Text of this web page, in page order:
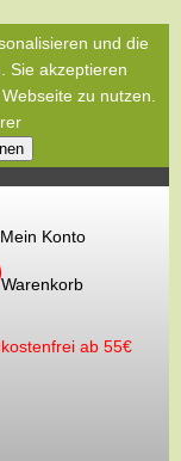
und die
Sie akzeptieren
zu nutzen.
Mein Konto
Warenkorb
ab 55€